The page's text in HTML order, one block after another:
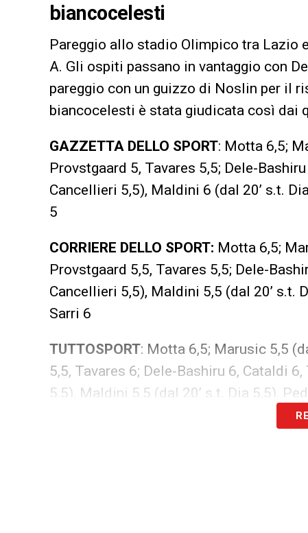
biancocelesti
Pareggio allo stadio Olimpico tra Lazio
A. Gli ospiti passano in vantaggio con
pareggio con un guizzo di Noslin per il
biancocelesti è stata giudicata così dai
GAZZETTA DELLO SPORT: Motta 6,5;
Provstgaard 5, Tavares 5,5; Dele-
Cancellieri 5,5), Maldini 6 (dal 20’ s.t.
5
CORRIERE DELLO SPORT: Motta 6,5;
Provstgaard 5,5, Tavares 5,5; Dele-
Cancellieri 5,5), Maldini 5,5 (dal 20’ s.t.
Sarri 6
TUTTOSPORT: Motta 6,5; Marusic 5,5
5,5, Tavares 6; Dele-Bashiru 6, Cataldi
5,5), Maldini 5,5 (dal 20’ s.t. Dia 5,5),
Ultimissime Lazio LIVE: le parole di